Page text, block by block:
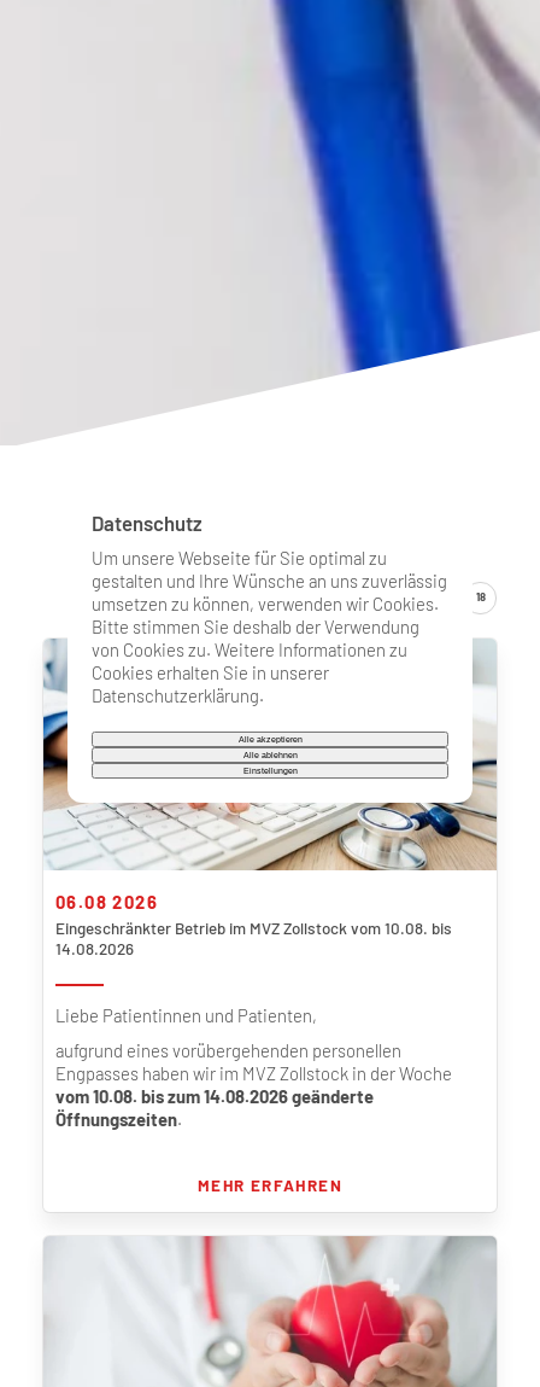
Aktuelle Meldungen
ZEIGE 18
06.08 2026
Eingeschränkter Betrieb im MVZ Zollstock vom 10.08. bis
14.08.2026
Liebe Patientinnen und Patienten,
aufgrund eines vorübergehenden personellen
Engpasses haben wir im MVZ Zollstock in der Woche
vom10.08. bis zum 14.08.2026geänderte
Öffnungszeiten.
MEHR ERFAHREN
Datenschutz
Um unsere Webseite für Sie optimal zu
gestalten und Ihre Wünsche an uns zuverlässig
umsetzen zu können, verwenden wir Cookies.
Bitte stimmen Sie deshalb der Verwendung
von Cookies zu. Weitere Informationen zu
Cookies erhalten Sie in unserer
Datenschutzerklärung.
Einstellungen
Alle ablehnen
Alle akzeptieren